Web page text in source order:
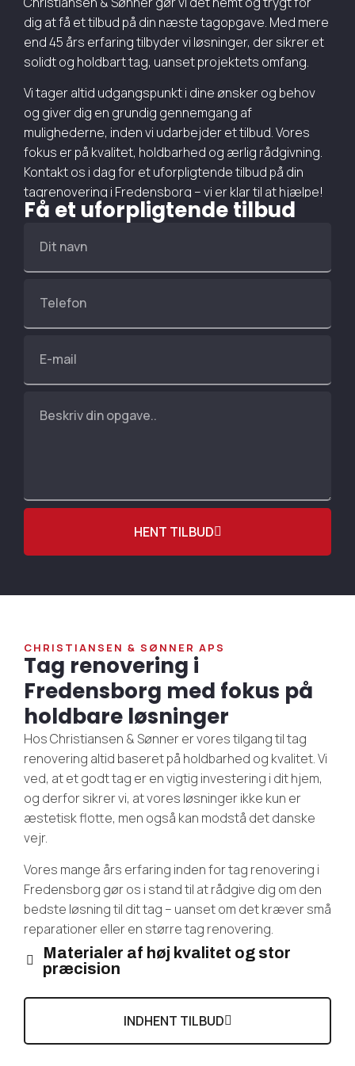
dig at få et tilbud på din næste tagopgave. Med mere
end 45 års erfaring tilbyder vi løsninger, der sikrer et
solidt og holdbart tag, uanset projektets omfang.
Vi tager altid udgangspunkt i dine ønsker og behov
og giver dig en grundig gennemgang af
mulighederne, inden vi udarbejder et tilbud. Vores
fokus er på kvalitet, holdbarhed og ærlig rådgivning.
Kontakt os i dag for et uforpligtende tilbud på din
tagrenovering i Fredensborg – vi er klar til at hjælpe!
Få et uforpligtende tilbud
HENT TILBUD
CHRISTIANSEN & SØNNER APS
Tag renovering i
Fredensborg med fokus på
holdbare løsninger
Hos Christiansen & Sønner er vores tilgang til tag
renovering altid baseret på holdbarhed og kvalitet. Vi
ved, at et godt tag er en vigtig investering i dit hjem,
og derfor sikrer vi, at vores løsninger ikke kun er
æstetisk flotte, men også kan modstå det danske
vejr.
Vores mange års erfaring inden for tag renovering i
Fredensborg gør os i stand til at rådgive dig om den
bedste løsning til dit tag – uanset om det kræver små
reparationer eller en større tag renovering.
Materialer af høj kvalitet og stor
præcision
INDHENT TILBUD